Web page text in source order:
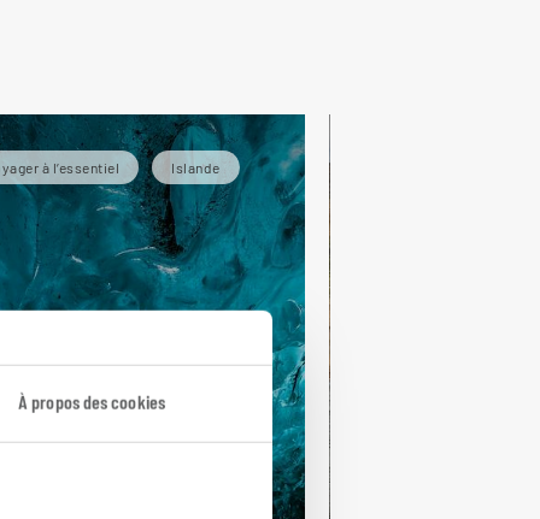
À propos des cookies
à l’essentiel Islande